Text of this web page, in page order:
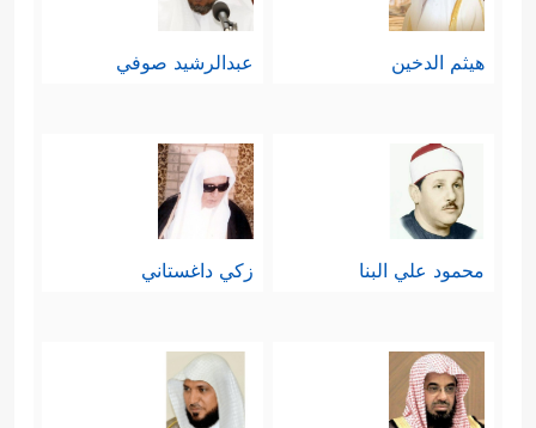
هيثم الدخين عبدالرشيد صوفي
محمود علي البنا زكي داغستاني